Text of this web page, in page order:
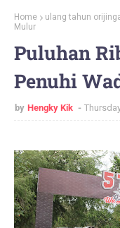
Home ulang tahun
Mulur
Puluhan
Penuhi
by Hengky Kik